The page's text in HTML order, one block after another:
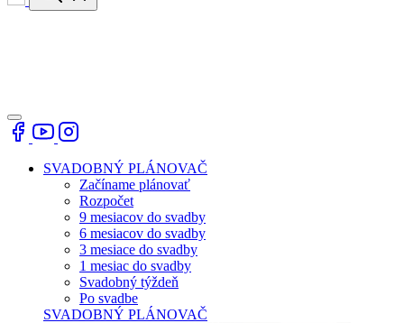
SVADOBNÝ PLÁNOVAČ
Začíname plánovať
Rozpočet
9 mesiacov do svadby
6 mesiacov do svadby
3 mesiace do svadby
1 mesiac do svadby
Svadobný týždeň
Po svadbe
SVADOBNÝ PLÁNOVAČ